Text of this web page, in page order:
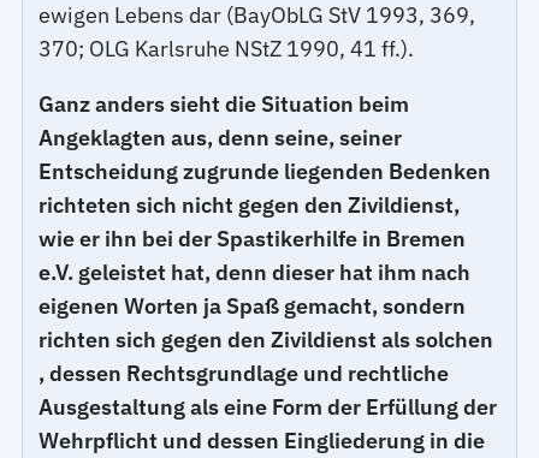
ewigen Lebens dar (BayObLG StV 1993, 369,
370; OLG Karlsruhe NStZ 1990, 41 ff.).
Ganz anders sieht die Situation beim
Angeklagten aus, denn seine, seiner
Entscheidung zugrunde liegenden Bedenken
richteten sich nicht gegen den Zivildienst,
wie er ihn bei der Spastikerhilfe in Bremen
e.V. geleistet hat, denn dieser hat ihm nach
eigenen Worten ja Spaß gemacht, sondern
richten sich gegen den Zivildienst als solchen
, dessen Rechtsgrundlage und rechtliche
Ausgestaltung als eine Form der Erfüllung der
Wehrpflicht und dessen Eingliederung in die